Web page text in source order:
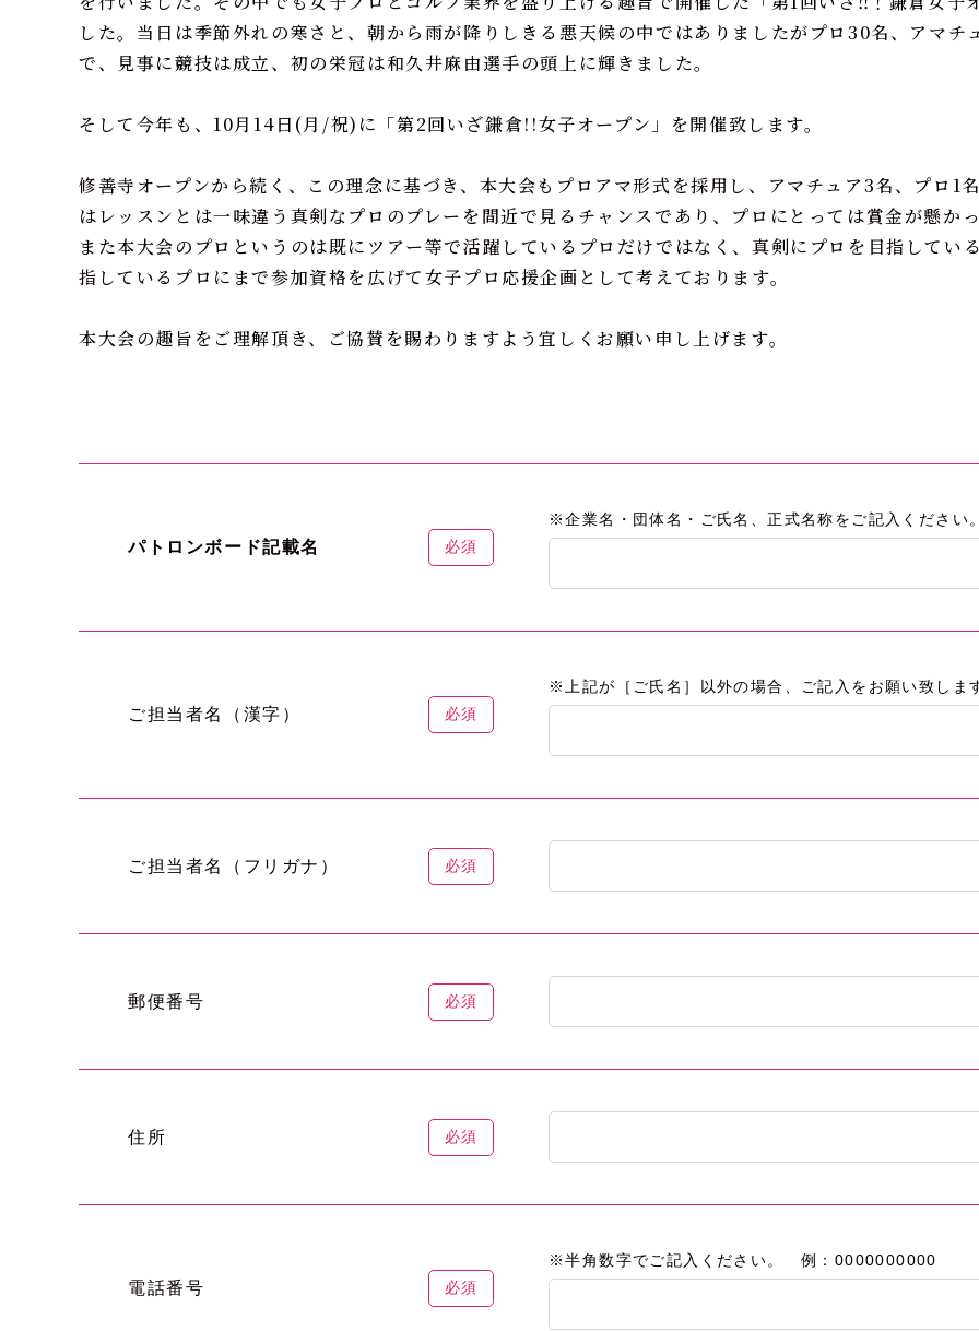
した。当日は季節外れの寒さと、朝から雨が降りしきる悪天候の中ではありましたがプロ30名、アマチ
で、見事に競技は成立、初の栄冠は和久井麻由選手の頭上に輝きました。
そして今年も、10月14日 (月 /祝) に「第2回いざ鎌倉!!女子オープン」を開催致します。
修善寺オープンから続く、この理念に基づき、本大会もプロアマ形式を採用し、アマチュア3名、プロ 1
はレッスンとは一味違う真剣なプロのプレーを間近で見るチャンスであり、プロにとっては賞金が懸か
また本大会のプロというのは既にツアー等で活躍しているプロだけではなく、真剣にプロを目指してい
指しているプロにまで参加資格を広げて女子プロ応援企画として考えております。
本大会の趣旨をご理解頂き、ご協賛を賜わりますよう宜しくお願い申し上げます。
パトロンボード記載名 必須
※企業名・団体名・ご氏名、正式名称をご記入ください
ご担当者名（漢字） 必須
※上記が［ご氏名］以外の場合、ご記入をお願い致しま
ご担当者名（フリガナ） 必須
郵便番号 必須
住所 必須
電話番号 必須
※半角数字でご記入ください。 例：0000000000